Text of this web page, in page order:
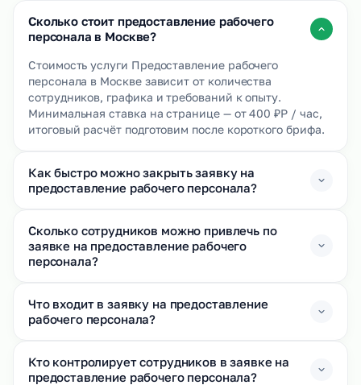
Сколько стоит предоставление рабочего
персонала в Москве?
Стоимость услуги Предоставление рабочего
персонала в Москве зависит от количества
сотрудников, графика и требований к опыту.
Минимальная ставка на странице — от 400 ₽Р / час,
итоговый расчёт подготовим после короткого брифа.
Как быстро можно закрыть заявку на
предоставление рабочего персонала?
Сколько сотрудников можно привлечь по
заявке на предоставление рабочего
персонала?
Что входит в заявку на предоставление
рабочего персонала?
Кто контролирует сотрудников в заявке на
предоставление рабочего персонала?